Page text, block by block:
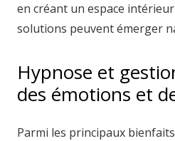
en créant un espace
solutions peuvent émerger
Hypnose et
des émotions et
Parmi les principaux bienfaits